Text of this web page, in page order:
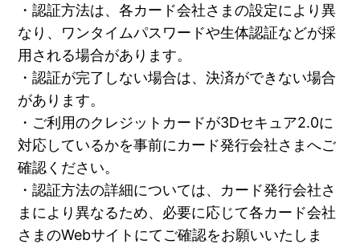
・認証方法は、各カード会社さまの設定により異
なり、ワンタイムパスワードや生体認証などが採
用される場合があります。
・認証が完了しない場合は、決済ができない場合
があります。
・ご利用のクレジットカードが3Dセキュア2.0に
対応しているかを事前にカード発行会社さまへご
確認ください。
・認証方法の詳細については、カード発行会社さ
まにより異なるため、必要に応じて各カード会社
さまのWebサイトにてご確認をお願いいたしま